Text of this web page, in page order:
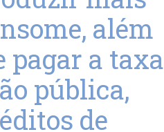
além
pagar a taxa
pública,
de